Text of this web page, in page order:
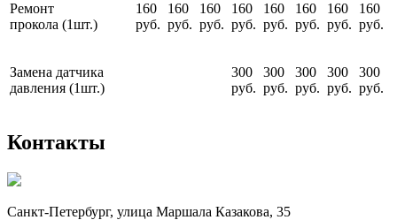
Ремонт
прокола (1шт.)
160
руб.
160
руб.
160
руб.
160
руб.
160
руб.
160
руб.
160
руб.
160
руб.
Замена датчика
давления (1шт.)
300
руб.
300
руб.
300
руб.
300
руб.
300
руб.
Контакты
Санкт-Петербург, улица Маршала Казакова, 35